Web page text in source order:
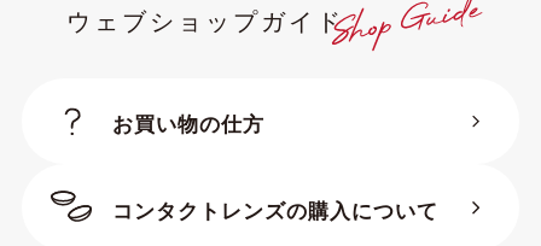
ウェブショップガイド
お買い物の仕方
コンタクトレンズの購入について